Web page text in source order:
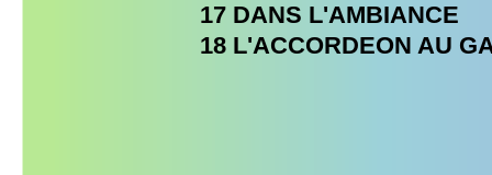
17 DANS L'AMBIANCE
18 L'ACCORDEON AU